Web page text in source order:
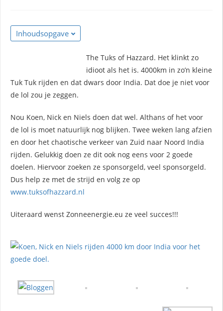
Inhoudsopgave
The Tuks of Hazzard. Het klinkt zo
idioot als het is. 4000km in zo’n kleine
Tuk Tuk rijden en dat dwars door India. Dat doe je niet voor
de lol zou je zeggen.
Nou Koen, Nick en Niels doen dat wel. Althans of het voor
de lol is moet natuurlijk nog blijken. Twee weken lang afzien
en door het chaotische verkeer van Zuid naar Noord India
rijden. Gelukkig doen ze dit ook nog eens voor 2 goede
doelen. Hiervoor zoeken ze sponsorgeld, veel sponsorgeld.
Dus help ze met de strijd en volg ze op
www.tuksofhazzard.nl
Uiteraard wenst Zonneenergie.eu ze veel succes!!!